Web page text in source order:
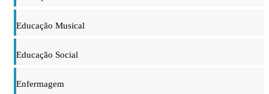
Educação Musical
Educação Social
Enfermagem